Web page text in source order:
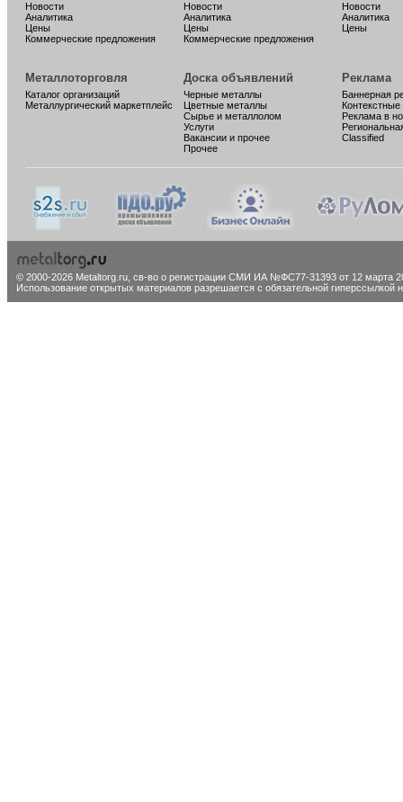
Новости
Аналитика
Цены
Коммерческие предложения
Новости
Аналитика
Цены
Коммерческие предложения
Новости
Аналитика
Цены
Металлоторговля
Каталог организаций
Металлургический маркетплейс
Доска объявлений
Черные металлы
Цветные металлы
Сырье и металлолом
Услуги
Вакансии и прочее
Прочее
Реклама
Баннерная
Реклама в
Classified
© 2000-2026 Metaltorg.ru, св-во о регистрации СМИ ИА №ФС77-31393 от 12 марта
Использование открытых материалов разрешается с обязательной гиперссылкой